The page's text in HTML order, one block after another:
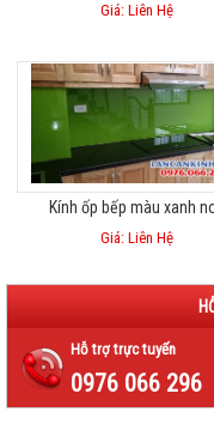
Giá: Liên Hệ
Kính ốp bếp màu xanh
Giá: Liên Hệ
Hỗ trợ trực tuyến
0976 066 296